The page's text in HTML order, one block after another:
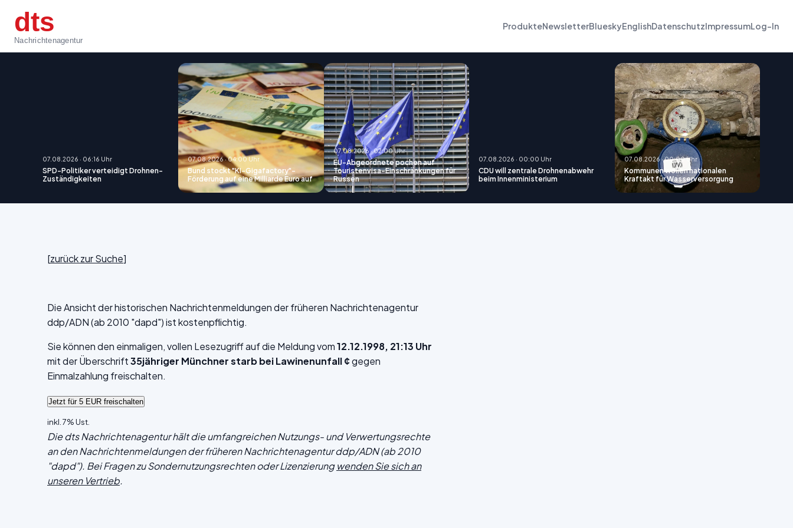
dts
Nachrichtenagentur
ProdukteNewsletterBlueskyEnglishDatenschutzImpressumLog-In
07.08.2026 · 06:16 Uhr
SPD-Politiker verteidigt Drohnen-
Zuständigkeiten
07.08.2026 · 04:00 Uhr
Bund stockt "KI-Gigafactory"-
Förderung auf eine Milliarde Euro auf
07.08.2026 · 02:00 Uhr
EU-Abgeordnete pochen auf
Touristenvisa-Einschränkungen für
Russen
07.08.2026 · 00:00 Uhr
CDU will zentrale Drohnenabwehr
beim Innenministerium
07.08.2026 · 00:00 Uhr
Kommunen wollen nationalen
Kraftakt für Wasserversorgung
[zurück zur Suche]
Die Ansicht der historischen Nachrichtenmeldungen der früheren Nachrichtenagentur
ddp/ADN (ab 2010 "dapd") ist kostenpflichtig.
Sie können den einmaligen, vollen Lesezugriff auf die Meldung vom12.12.1998, 21:13 Uhr
mit der Überschrift35jähriger Münchner starb bei Lawinenunfall ¢gegen
Einmalzahlung freischalten.
inkl. 7% Ust.
Die dts Nachrichtenagentur hält die umfangreichen Nutzungs- und Verwertungsrechte
an den Nachrichtenmeldungen der früheren Nachrichtenagentur ddp/ADN (ab 2010
"dapd"). Bei Fragen zu Sondernutzungsrechten oder Lizenzierungwenden Sie sich an
unseren Vertrieb.